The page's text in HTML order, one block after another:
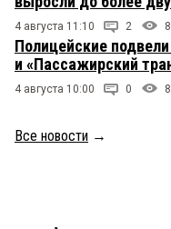
4 августа 11:10 2
Полицейские
и «Пассажирский
4 августа 10:00 0
Все новости →